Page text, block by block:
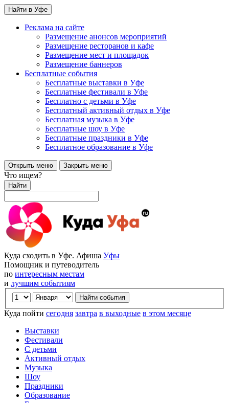
Найти в Уфе
Реклама на сайте
Размещение анонсов мероприятий
Размещение ресторанов и кафе
Размещение мест и площадок
Размещение баннеров
Бесплатные события
Бесплатные выставки в Уфе
Бесплатные фестивали в Уфе
Бесплатно с детьми в Уфе
Бесплатный активный отдых в Уфе
Бесплатная музыка в Уфе
Бесплатные шоу в Уфе
Бесплатные праздники в Уфе
Бесплатное образование в Уфе
Открыть меню Закрыть меню
Что ищем?
Найти
Куда сходить в Уфе. Афиша Уфы
Помощник и путеводитель
по интересным местам
и лучшим событиям
Куда пойти сегодня завтра в выходные в этом месяце
Выставки
Фестивали
С детьми
Активный отдых
Музыка
Шоу
Праздники
Образование